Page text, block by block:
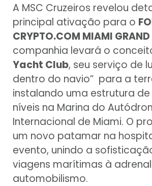
A MSC Cruzeiros revelou
principal ativação para o
CRYPTO.COM MIAMI
companhia levará o
Yacht Club, seu serviço de
dentro do navio” para a
instalando uma estrutura
níveis na Marina do
Internacional de Miami. O
um novo patamar na
evento, unindo a
viagens marítimas à
automobilismo.